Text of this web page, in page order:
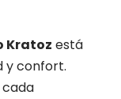
Kratoz está
y confort.
cada